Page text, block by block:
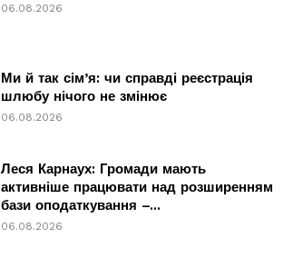
06.08.2026
Ми й так сім’я: чи справді реєстрація
шлюбу нічого не змінює
06.08.2026
Леся Карнаух: Громади мають
активніше працювати над розширенням
бази оподаткування –...
06.08.2026